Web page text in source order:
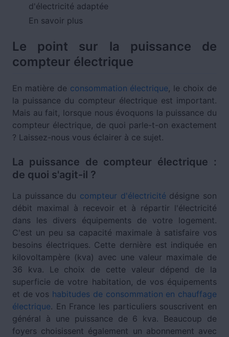
d'électricité adaptée
En savoir plus
Le point sur la puissance de
compteur électrique
En matière de consommation électrique, le choix de
la puissance du compteur électrique est important.
Mais au fait, lorsque nous évoquons la puissance du
compteur électrique, de quoi parle-t-on exactement
? Laissez-nous vous éclairer à ce sujet.
La puissance de compteur électrique :
de quoi s'agit-il ?
La puissance du compteur d'électricité désigne son
débit maximal à recevoir et à répartir l'électricité
dans les divers équipements de votre logement.
C'est un peu sa capacité maximale à satisfaire vos
besoins électriques. Cette dernière est indiquée en
kilovoltampère (kva) avec une valeur maximale de
36 kva. Le choix de cette valeur dépend de la
superficie de votre habitation, de vos équipements
et de vos habitudes de consommation en chauffage
électrique. En France les particuliers souscrivent en
général à une puissance de 6 kva. Beaucoup de
foyers choisissent également un abonnement avec